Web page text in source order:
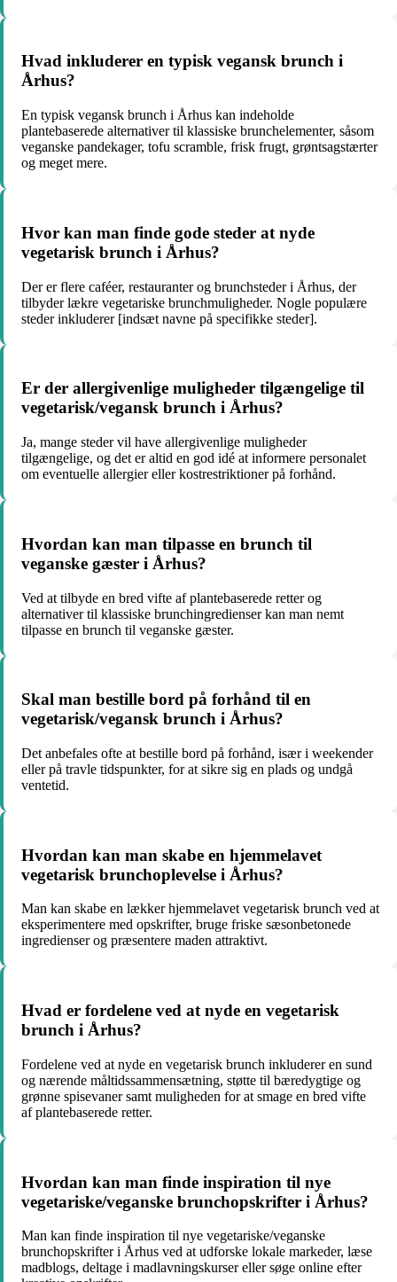
Hvad inkluderer en typisk vegansk brunch i
Århus?
En typisk vegansk brunch i Århus kan indeholde
plantebaserede alternativer til klassiske brunchelementer, såsom
veganske pandekager, tofu scramble, frisk frugt, grøntsagstærter
og meget mere.
Hvor kan man finde gode steder at nyde
vegetarisk brunch i Århus?
Der er flere caféer, restauranter og brunchsteder i Århus, der
tilbyder lækre vegetariske brunchmuligheder. Nogle populære
steder inkluderer [indsæt navne på specifikke steder].
Er der allergivenlige muligheder tilgængelige til
vegetarisk/vegansk brunch i Århus?
Ja, mange steder vil have allergivenlige muligheder
tilgængelige, og det er altid en god idé at informere personalet
om eventuelle allergier eller kostrestriktioner på forhånd.
Hvordan kan man tilpasse en brunch til
veganske gæster i Århus?
Ved at tilbyde en bred vifte af plantebaserede retter og
alternativer til klassiske brunchingredienser kan man nemt
tilpasse en brunch til veganske gæster.
Skal man bestille bord på forhånd til en
vegetarisk/vegansk brunch i Århus?
Det anbefales ofte at bestille bord på forhånd, især i weekender
eller på travle tidspunkter, for at sikre sig en plads og undgå
ventetid.
Hvordan kan man skabe en hjemmelavet
vegetarisk brunchoplevelse i Århus?
Man kan skabe en lækker hjemmelavet vegetarisk brunch ved at
eksperimentere med opskrifter, bruge friske sæsonbetonede
ingredienser og præsentere maden attraktivt.
Hvad er fordelene ved at nyde en vegetarisk
brunch i Århus?
Fordelene ved at nyde en vegetarisk brunch inkluderer en sund
og nærende måltidssammensætning, støtte til bæredygtige og
grønne spisevaner samt muligheden for at smage en bred vifte
af plantebaserede retter.
Hvordan kan man finde inspiration til nye
vegetariske/veganske brunchopskrifter i Århus?
Man kan finde inspiration til nye vegetariske/veganske
brunchopskrifter i Århus ved at udforske lokale markeder, læse
madblogs, deltage i madlavningskurser eller søge online efter